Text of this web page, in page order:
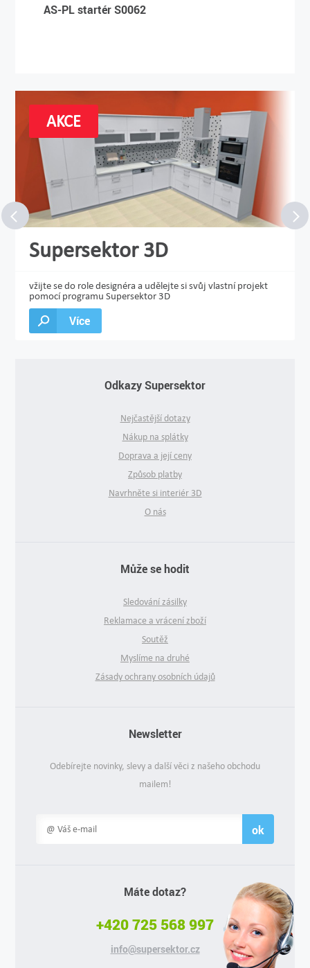
AS-PL startér S0062
AKCE
Supersektor 3D
vžijte se do role designéra a udělejte si svůj vlastní projekt
pomocí programu Supersektor 3D
Více
Odkazy Supersektor
Nejčastější dotazy
Nákup na splátky
Doprava a její ceny
Způsob platby
Navrhněte si interiér 3D
O nás
Může se hodit
Sledování zásilky
Reklamace a vrácení zboží
Soutěž
Myslíme na druhé
Zásady ochrany osobních údajů
Newsletter
Odebírejte novinky, slevy a další věci z našeho obchodu
mailem!
ok
Máte dotaz?
+420 725 568 997
info@supersektor.cz